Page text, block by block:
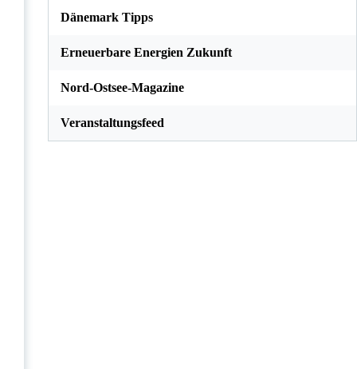
Dänemark Tipps
Erneuerbare Energien Zukunft
Nord-Ostsee-Magazine
Veranstaltungsfeed